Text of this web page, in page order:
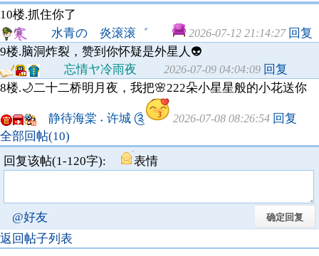
10楼.抓住你了
水青の 炎滚滚゛
2026-07-12 21:14:27 回复
9楼.脑洞炸裂，赞到你怀疑是外星人👽
忘情ヤ冷雨夜
2026-07-09 04:04:09 回复
8楼.🌙二十二桥明月夜，我把🌸222朵小星星般的小花送你
静待海棠 ˖ 许城 ༊ 2026-07-08 08:26:54 回复
全部回帖(10)
回复该帖(1-120字):
表情
@好友
返回帖子列表